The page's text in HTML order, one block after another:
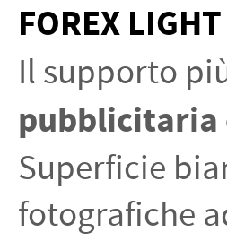
FOREX
Il supporto
Superficie
fotografiche